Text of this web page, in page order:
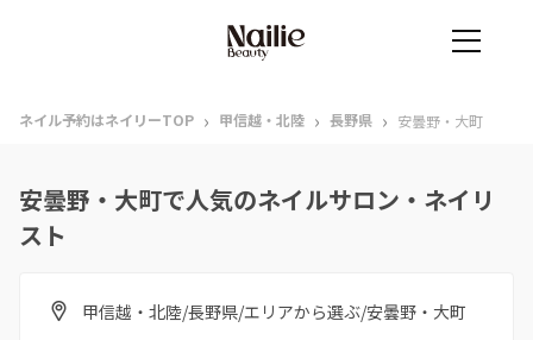
ネイル予約はネイリーTOP › 甲信越・北陸 › 長野県 › 安曇野・大町
安曇野・大町で人気のネイルサロン・ネイリ
スト
甲信越・北陸/長野県/エリアから選ぶ/安曇野・大町